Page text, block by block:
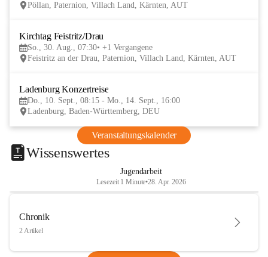
Pöllan, Paternion, Villach Land, Kärnten, AUT
Kirchtag Feistritz/Drau
So., 30. Aug., 07:30 +1 Vergangene
Feistritz an der Drau, Paternion, Villach Land, Kärnten, AUT
Ladenburg Konzertreise
Do., 10. Sept., 08:15 - Mo., 14. Sept., 16:00
Ladenburg, Baden-Württemberg, DEU
Veranstaltungskalender
Wissenswertes
Jugendarbeit
Lesezeit 1 Minute•28. Apr. 2026
Chronik
2 Artikel